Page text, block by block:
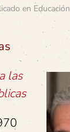
en Educación
las